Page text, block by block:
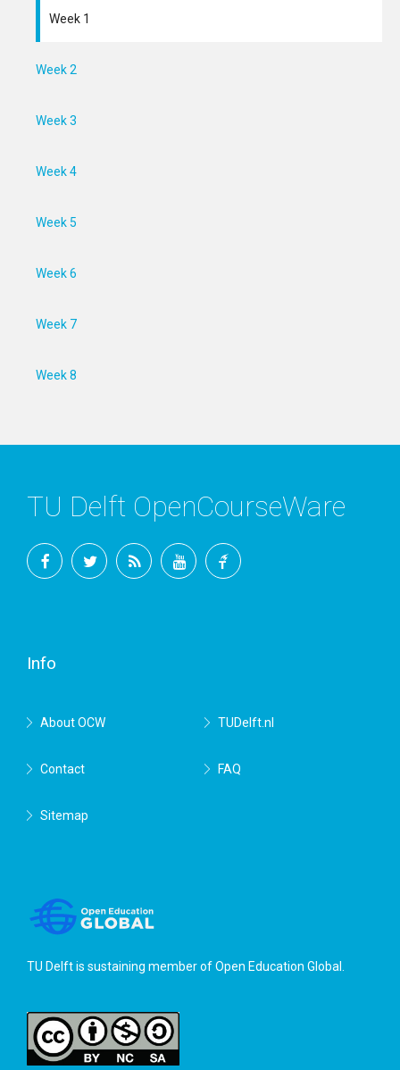
Week 1
Week 2
Week 3
Week 4
Week 5
Week 6
Week 7
Week 8
TU Delft OpenCourseWare
Info
About OCW TUDelft.nl
Contact FAQ
Sitemap
TU Delft is sustaining member ofOpen Education Global